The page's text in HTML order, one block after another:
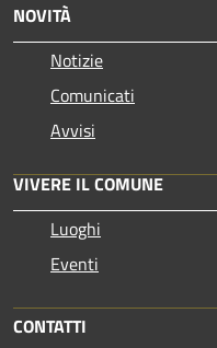
NOVITÀ
Notizie
Comunicati
Avvisi
VIVERE IL COMUNE
Luoghi
Eventi
CONTATTI